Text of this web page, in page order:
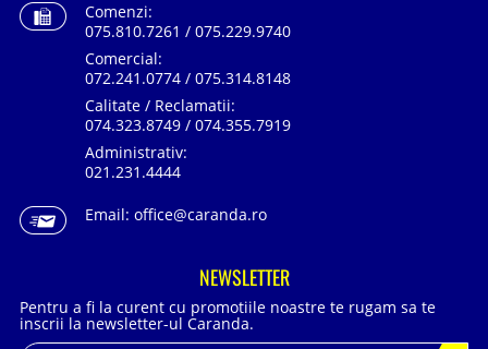
Comenzi:
075.810.7261 / 075.229.9740
Comercial:
072.241.0774 / 075.314.8148
Calitate / Reclamatii:
074.323.8749 / 074.355.7919
Administrativ:
021.231.4444
Email: office@caranda.ro
NEWSLETTER
Pentru a fi la curent cu promotiile noastre te rugam sa te
inscrii la newsletter-ul Caranda.